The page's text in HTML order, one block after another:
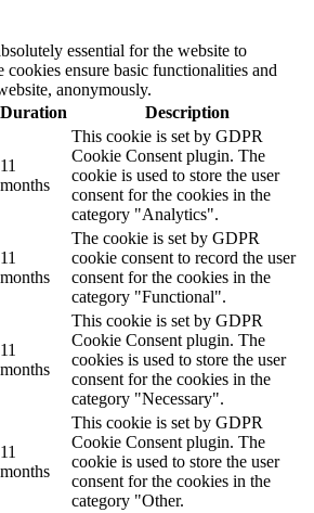
essential for the website to
ensure basic functionalities and
anonymously.
Duration Description
11
months
This cookie is set by GDPR
Cookie Consent plugin. The
cookie is used to store the user
consent for the cookies in the
category "Analytics".
11
months
The cookie is set by GDPR
cookie consent to record the user
consent for the cookies in the
category "Functional".
11
months
This cookie is set by GDPR
Cookie Consent plugin. The
cookies is used to store the user
consent for the cookies in the
category "Necessary".
11
months
This cookie is set by GDPR
Cookie Consent plugin. The
cookie is used to store the user
consent for the cookies in the
category "Other.